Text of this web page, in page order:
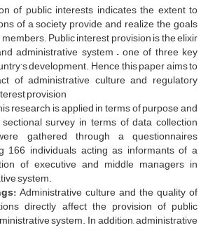
of public interests indicates the extent to
of a society provide and realize the goals
Public interest provision is the elixir
administrative system – one of three key
development. Hence, this paper aims to
of administrative culture and regulatory
provision
research is applied in terms of purpose and
survey in terms of data collection
gathered through a questionnaires
166 individuals acting as informants of a
of executive and middle managers in
system.
Administrative culture and the quality of
directly affect the provision of public
system. In addition, administrative